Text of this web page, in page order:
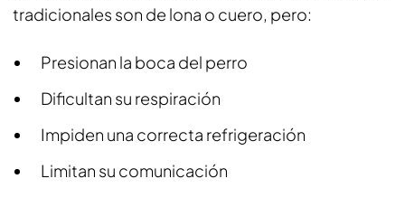
tradicionales son de lona o cuero, pero:
Presionan la boca del perro
Dificultan su respiración
Impiden una correcta refrigeración
Limitan su comunicación